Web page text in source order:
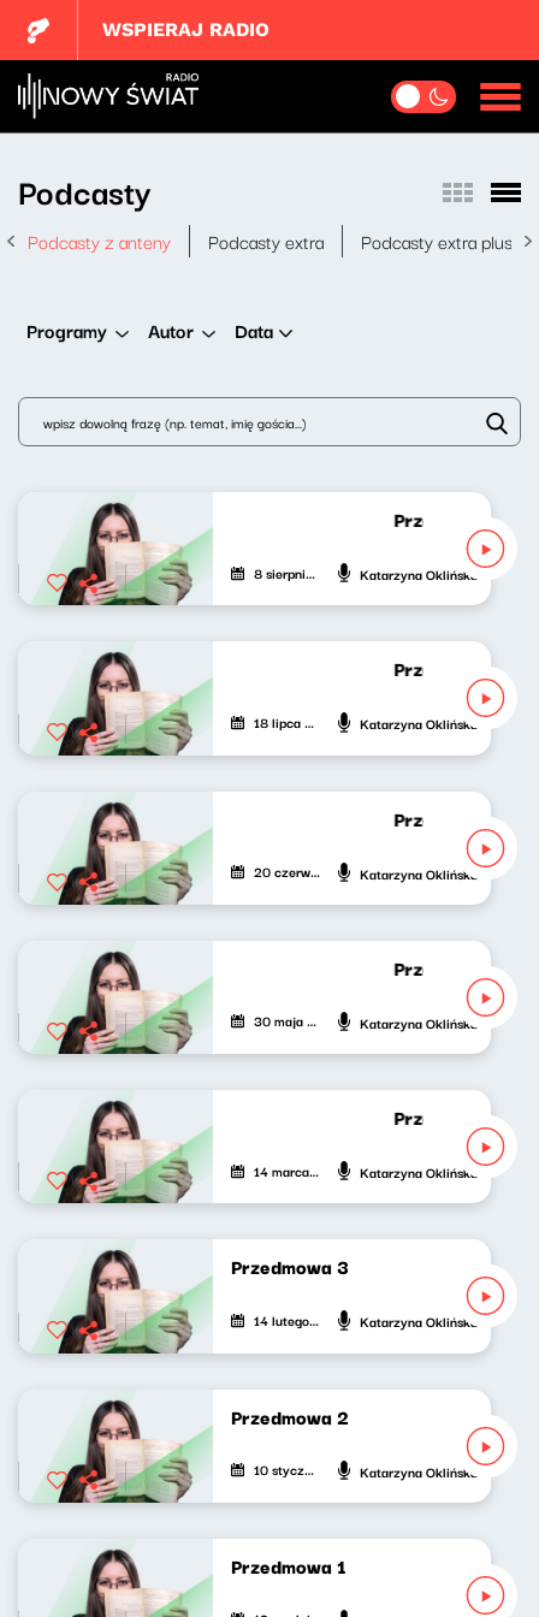
WSPIERAJ RADIO
Podcasty
Podcasty z anteny Podcasty extra Podcasty extra plus
Programy Autor Data
Przedmowa 8
8 sierpnia 2026 Katarzyna Oklińska
Przedmowa 7
18 lipca 2026 Katarzyna Oklińska
Przedmowa 6
20 czerwca 2026 Katarzyna Oklińska
Przedmowa 5
30 maja 2026 Katarzyna Oklińska
Przedmowa 4
14 marca 2026 Katarzyna Oklińska
Przedmowa 3
14 lutego 2026 Katarzyna Oklińska
Przedmowa 2
10 stycznia 2026 Katarzyna Oklińska
Przedmowa 1